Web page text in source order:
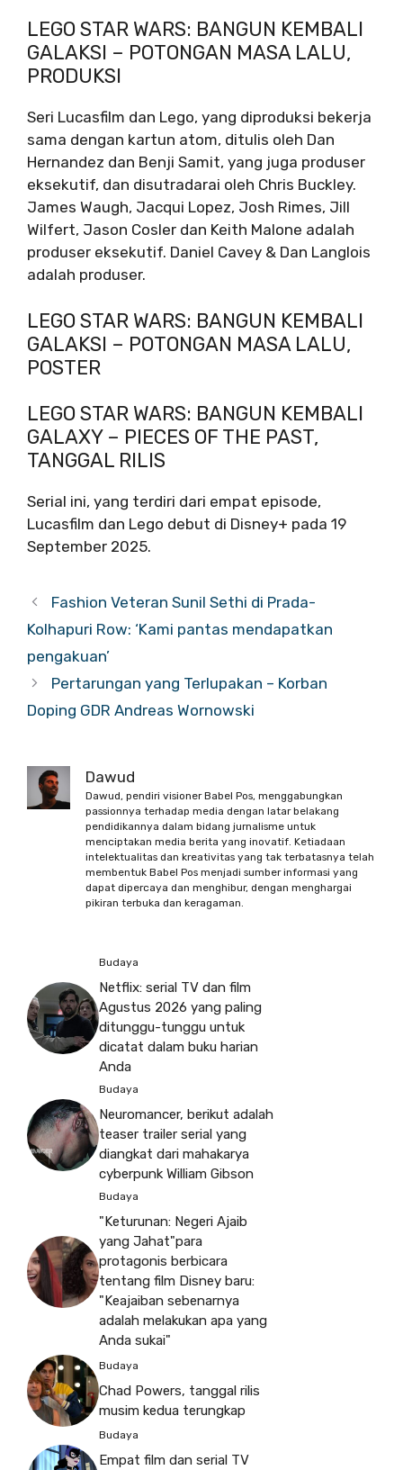
LEGO STAR WARS: BANGUN KEMBALI
GALAKSI – POTONGAN MASA LALU,
PRODUKSI
Seri Lucasfilm dan Lego, yang diproduksi bekerja
sama dengan kartun atom, ditulis oleh Dan
Hernandez dan Benji Samit, yang juga produser
eksekutif, dan disutradarai oleh Chris Buckley.
James Waugh, Jacqui Lopez, Josh Rimes, Jill
Wilfert, Jason Cosler dan Keith Malone adalah
produser eksekutif. Daniel Cavey & Dan Langlois
adalah produser.
LEGO STAR WARS: BANGUN KEMBALI
GALAKSI – POTONGAN MASA LALU,
POSTER
LEGO STAR WARS: BANGUN KEMBALI
GALAXY – PIECES OF THE PAST,
TANGGAL RILIS
Serial ini, yang terdiri dari empat episode,
Lucasfilm dan Lego debut di Disney+ pada 19
September 2025.
Fashion Veteran Sunil Sethi di Prada-
Kolhapuri Row: ‘Kami pantas mendapatkan
pengakuan’
Pertarungan yang Terlupakan – Korban
Doping GDR Andreas Wornowski
Dawud
Dawud, pendiri visioner Babel Pos, menggabungkan
passionnya terhadap media dengan latar belakang
pendidikannya dalam bidang jurnalisme untuk
menciptakan media berita yang inovatif. Ketiadaan
intelektualitas dan kreativitas yang tak terbatasnya telah
membentuk Babel Pos menjadi sumber informasi yang
dapat dipercaya dan menghibur, dengan menghargai
pikiran terbuka dan keragaman.
Budaya
Netflix: serial TV dan film
Agustus 2026 yang paling
ditunggu-tunggu untuk
dicatat dalam buku harian
Anda
Budaya
Neuromancer, berikut adalah
teaser trailer serial yang
diangkat dari mahakarya
cyberpunk William Gibson
Budaya
"Keturunan: Negeri Ajaib
yang Jahat"para
protagonis berbicara
tentang film Disney baru:
"Keajaiban sebenarnya
adalah melakukan apa yang
Anda sukai"
Budaya
Chad Powers, tanggal rilis
musim kedua terungkap
Budaya
Empat film dan serial TV